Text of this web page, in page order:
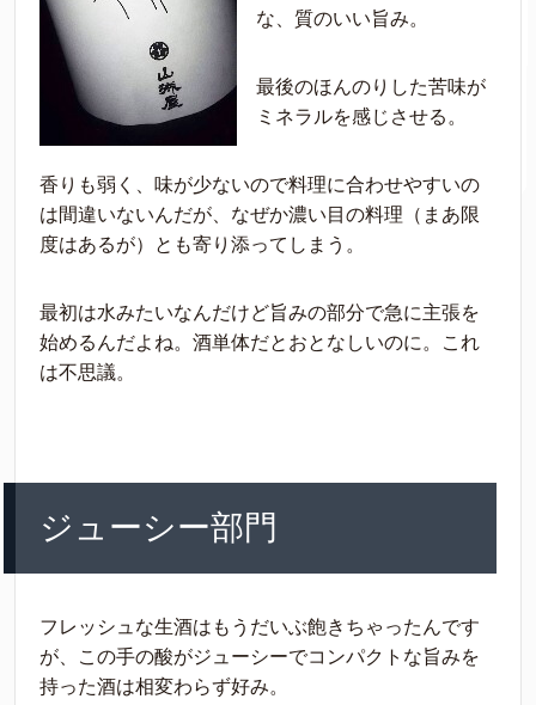
な、質のいい旨み。
最後のほんのりした苦味が
ミネラルを感じさせる。
香りも弱く、味が少ないので料理に合わせやすいの
は間違いないんだが、なぜか濃い目の料理（まあ限
度はあるが）とも寄り添ってしまう。
最初は水みたいなんだけど旨みの部分で急に主張を
始めるんだよね。酒単体だとおとなしいのに。これ
は不思議。
ジューシー部門
フレッシュな生酒はもうだいぶ飽きちゃったんです
が、この手の酸がジューシーでコンパクトな旨みを
持った酒は相変わらず好み。